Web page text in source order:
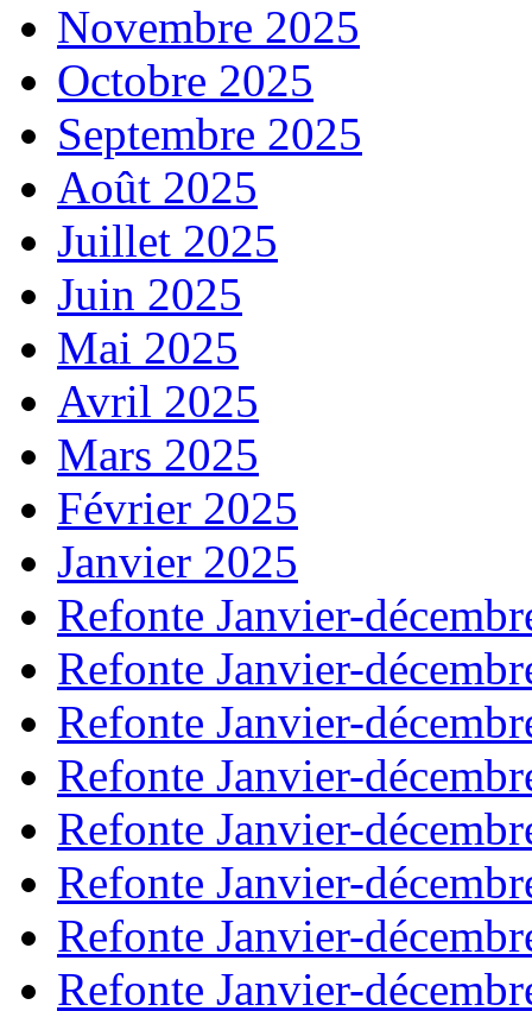
Novembre 2025
Octobre 2025
Septembre 2025
Août 2025
Juillet 2025
Juin 2025
Mai 2025
Avril 2025
Mars 2025
Février 2025
Janvier 2025
Refonte Janvier-
Refonte Janvier-
Refonte Janvier-
Refonte Janvier-
Refonte Janvier-
Refonte Janvier-
Refonte Janvier-
Refonte Janvier-